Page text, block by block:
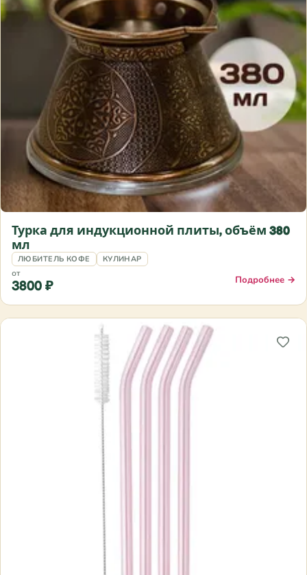
Турка для индукционной плиты, объём 380
мл
ЛЮБИТЕЛЬ КОФЕ КУЛИНАР
от
3800 ₽ Подробнее →